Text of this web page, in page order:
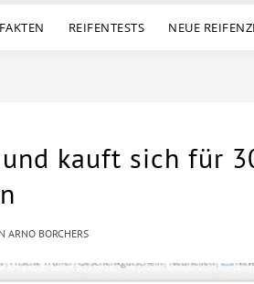
REIFENTESTS NEUE
kauft sich für
ARNO BORCHERS